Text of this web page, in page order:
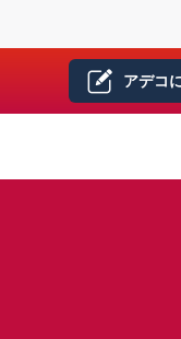
アデコ